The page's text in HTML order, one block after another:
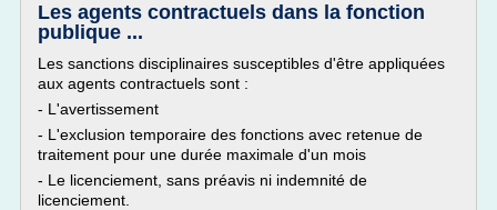
Les agents contractuels dans la fonction
publique ...
Les sanctions disciplinaires susceptibles d'être appliquées
aux agents contractuels sont :
- L'avertissement
- L'exclusion temporaire des fonctions avec retenue de
traitement pour une durée maximale d'un mois
- Le licenciement, sans préavis ni indemnité de
licenciement.